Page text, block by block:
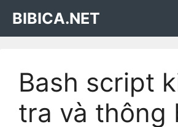
content
BIBICA.NET
Bash script
tra và thông